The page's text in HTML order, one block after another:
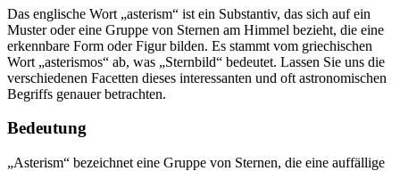
Das englische Wort „asterism“ ist ein Substantiv, das sich auf ein
Muster oder eine Gruppe von Sternen am Himmel bezieht, die eine
erkennbare Form oder Figur bilden. Es stammt vom griechischen
Wort „asterismos“ ab, was „Sternbild“ bedeutet. Lassen Sie uns die
verschiedenen Facetten dieses interessanten und oft astronomischen
Begriffs genauer betrachten.
Bedeutung
„Asterism“ bezeichnet eine Gruppe von Sternen, die eine auffällige